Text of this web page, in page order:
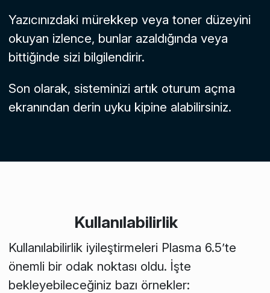
Yazıcınızdaki mürekkep veya toner düzeyini
okuyan izlence, bunlar azaldığında veya
bittiğinde sizi bilgilendirir.
Son olarak, sisteminizi artık oturum açma
ekranından derin uyku kipine alabilirsiniz.
Kullanılabilirlik
Kullanılabilirlik iyileştirmeleri Plasma 6.5’te
önemli bir odak noktası oldu. İşte
bekleyebileceğiniz bazı örnekler: